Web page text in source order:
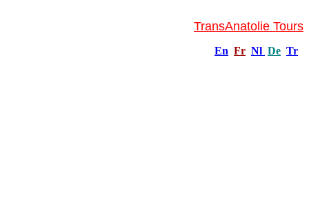
TransAnatolie Tours
En Fr Nl De Tr